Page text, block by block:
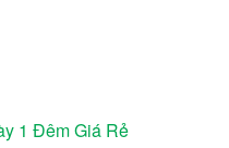
1 Đêm Giá Rẻ